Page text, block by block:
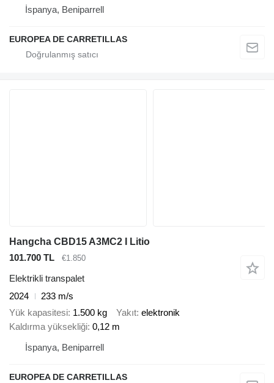
İspanya, Beniparrell
EUROPEA DE CARRETILLAS
Hangcha CBD15 A3MC2 I Litio
101.700 TL
€1.850
Elektrikli transpalet
2024
233 m/s
Yük kapasitesi 1.500 kg Yakıt elektronik
Kaldırma yüksekliği 0,12 m
İspanya, Beniparrell
EUROPEA DE CARRETILLAS